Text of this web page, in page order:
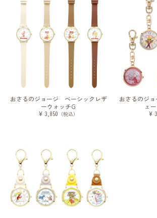
おさるのジョージ ベーシックレザ
ーウォッチG
¥ 3,850 （税込）
おさるのジ
ェ
¥